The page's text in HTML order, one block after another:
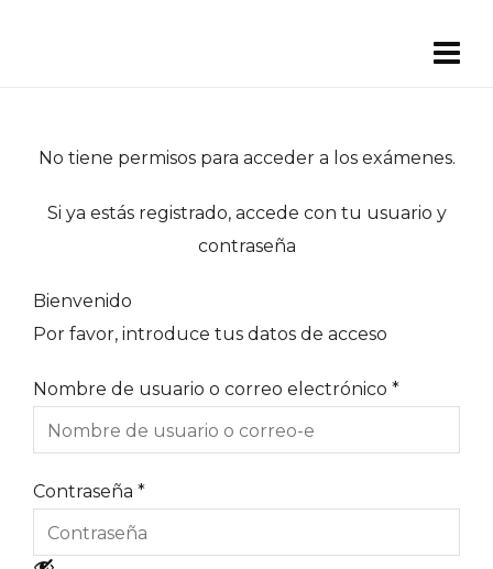
No tiene permisos para acceder a los exámenes.
Si ya estás registrado, accede con tu usuario y
contraseña
Bienvenido
Por favor, introduce tus datos de acceso
Nombre de usuario o correo electrónico *
Contraseña *